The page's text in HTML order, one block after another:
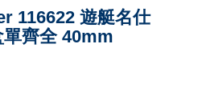
116622 遊艇名仕
齊全 40mm